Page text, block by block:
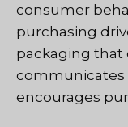
consumer
purchasing
packaging that
communicates
encourages